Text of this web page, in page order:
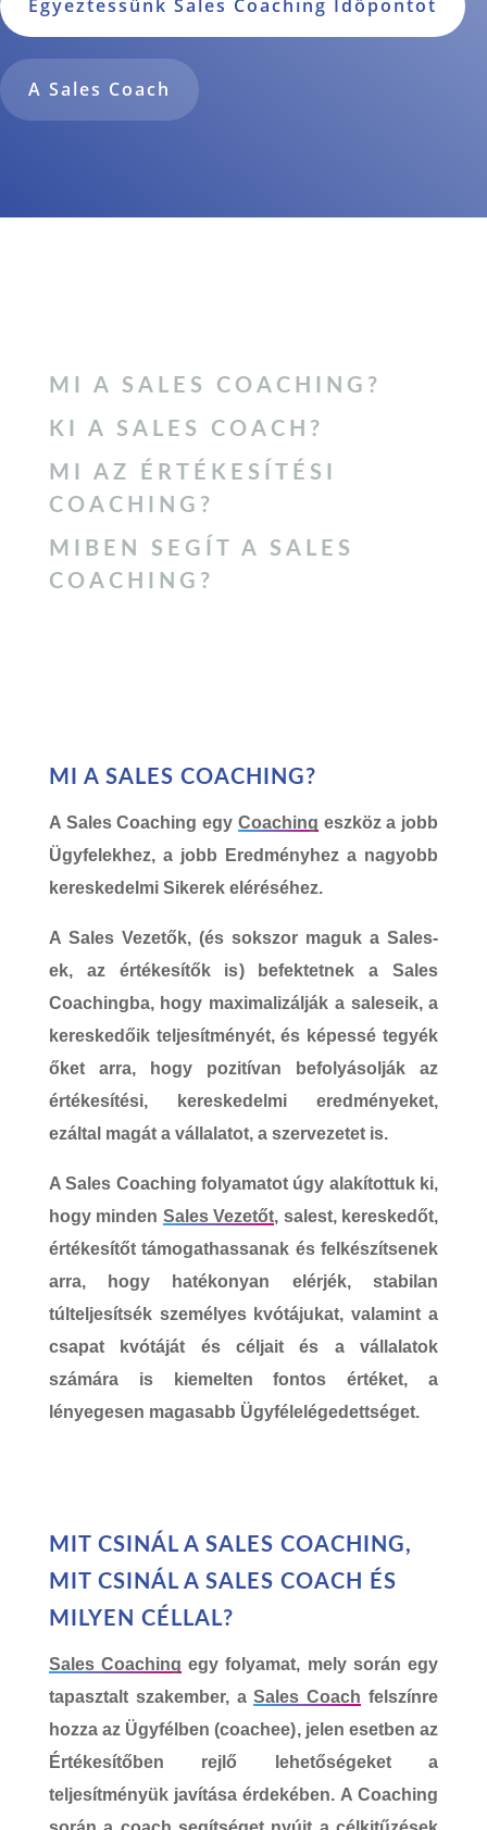
Egyeztessünk Sales Coaching Időpontot
A Sales Coach
MI A SALES COACHING ?
KI A SALES COACH ?
MI AZ ÉRTÉKESÍTÉSI
COACHING?
MIBEN SEGÍT A SALES
COACHING?
MI A SALES COACHING?
A Sales Coaching egy Coaching eszköza jobb
Ügyfelekhez, a jobb Eredményhez a nagyobb
kereskedelmi Sikerekeléréséhez.
A Sales Vezetők, (és sokszor maguka Sales-
ek, az értékesítők is)
befektetnek a Sales
Coachingba,hogy maximalizálják a saleseik, a
kereskedőik teljesítményét, és képessé tegyék
őket arra, hogy pozitívan befolyásolják az
értékesítési, kereskedelmi eredményeket,
ezáltal magát a vállalatot, a szervezetet is.
ASales Coaching folyamatot úgy alakítottuk ki,
hogy minden Sales Vezetőt, salest, kereskedőt,
értékesítőt támogathassanak és felkészítsenek
arra, hogy hatékonyan elérjék,stabilan
túlteljesítsékszemélyes kvótájukat, valamint a
csapat kvótáját és céljait és a vállalatok
számára is kiemelten fontos értéket, a
lényegesen magasabb Ügyfélelégedettséget.
MIT CSINÁL A SALES COACHING,
MIT CSINÁL A SALES COACH ÉS
MILYEN CÉLLAL?
Sales Coaching egy folyamat, mely során egy
tapasztalt szakember, aSales Coach felszínre
hozza az Ügyfélben (coachee), jelen esetben az
Értékesítőben rejlő lehetőségeketa
teljesítményük javítása érdekében. A Coaching